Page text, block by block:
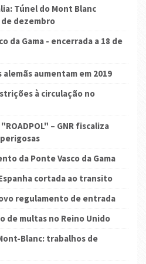
Túnel do Mont Blanc
dezembro
da Gama - encerrada a 18 de
aumentam em 2019
à circulação no
– GNR fiscaliza
da Ponte Vasco da Gama
cortada ao transito
regulamento de entrada
de multas no Reino Unido
Blanc: trabalhos de